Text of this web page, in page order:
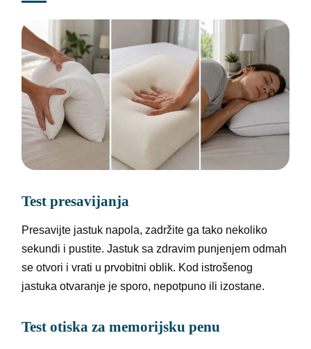
Test presavijanja
Presavijte jastuk napola, zadržite ga tako nekoliko
sekundi i pustite. Jastuk sa zdravim punjenjem odmah
se otvori i vrati u prvobitni oblik. Kod istrošenog
jastuka otvaranje je sporo, nepotpuno ili izostane.
Test otiska za memorijsku penu